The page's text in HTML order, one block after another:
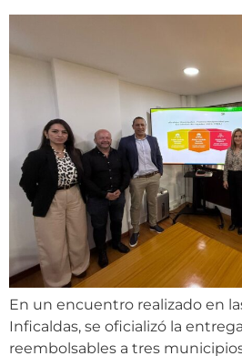
En un encuentro realizado en
Inficaldas, se oficializó la
reembolsables a tres